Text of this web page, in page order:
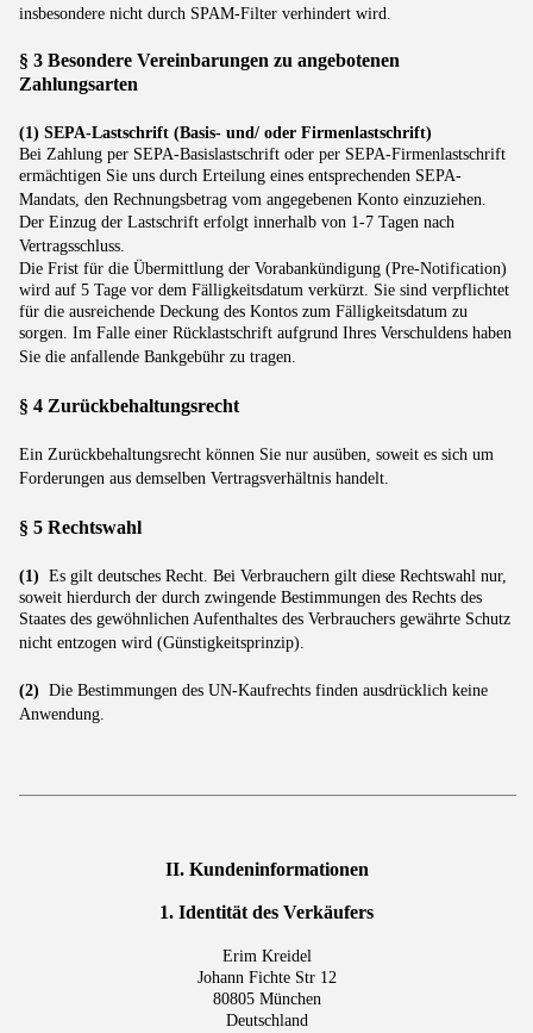
insbesondere nicht durch SPAM-Filter verhindert wird.
§ 3 Besondere Vereinbarungen zu angebotenen
Zahlungsarten
(1) SEPA-Lastschrift (Basis- und/ oder Firmenlastschrift)
Bei Zahlung per SEPA-Basislastschrift oder per SEPA-Firmenlastschrift
ermächtigen Sie uns durch Erteilung eines entsprechenden SEPA-
Mandats, den Rechnungsbetrag vom angegebenen Konto einzuziehen.
Der Einzug der Lastschrift erfolgt innerhalb von 1-7 Tagen nach
Vertragsschluss.
Die Frist für die Übermittlung der Vorabankündigung (Pre-Notification)
wird auf 5 Tage vor dem Fälligkeitsdatum verkürzt. Sie sind verpflichtet
für die ausreichende Deckung des Kontos zum Fälligkeitsdatum zu
sorgen. Im Falle einer Rücklastschrift aufgrund Ihres Verschuldens haben
Sie die anfallende Bankgebühr zu tragen.
§ 4 Zurückbehaltungsrecht
Ein Zurückbehaltungsrecht können Sie nur ausüben, soweit es sich um
Forderungen aus demselben Vertragsverhältnis handelt.
§ 5 Rechtswahl
(1) Es gilt deutsches Recht. Bei Verbrauchern gilt diese Rechtswahl nur,
soweit hierdurch der durch zwingende Bestimmungen des Rechts des
Staates des gewöhnlichen Aufenthaltes des Verbrauchers gewährte Schutz
nicht entzogen wird (Günstigkeitsprinzip).
(2) Die Bestimmungen des UN-Kaufrechts finden ausdrücklich keine
Anwendung.
II. Kundeninformationen
1. Identität des Verkäufers
Erim Kreidel
Johann Fichte Str 12
80805 München
Deutschland